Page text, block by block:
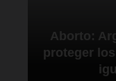
Aborto:
proteger